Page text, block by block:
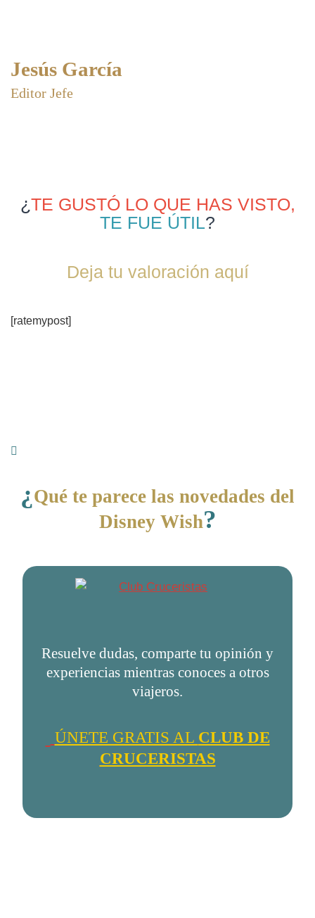
Jesús García
Editor Jefe
¿TE GUSTÓ LO QUE HAS VISTO,
TE FUE ÚTIL?
Deja tu valoración aquí
[ratemypost]
¿ Qué te parece las novedades del
Disney Wish?
Resuelve dudas, comparte tu opinión y
experiencias mientras conoces a otros
viajeros.
ÚNETE GRATIS AL CLUB DE
CRUCERISTAS